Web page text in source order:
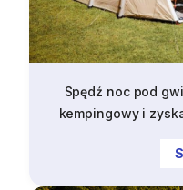
Spędź noc pod
kempingowy i